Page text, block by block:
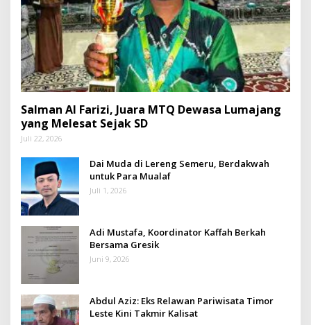
Salman Al Farizi, Juara MTQ Dewasa Lumajang
yang Melesat Sejak SD
Juli 22, 2026
Dai Muda di Lereng Semeru, Berdakwah
untuk Para Mualaf
Juli 1, 2026
Adi Mustafa, Koordinator Kaffah Berkah
Bersama Gresik
Juni 9, 2026
Abdul Aziz: Eks Relawan Pariwisata Timor
Leste Kini Takmir Kalisat